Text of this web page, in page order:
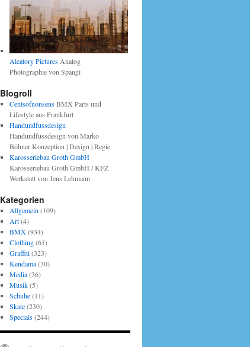
Aleatory PicturesAnalog
Photographie von Spangi
Blogroll
CentsofnonsensBMX Parts und
Lifestyle aus Frankfurt
Handundfussdesign
Handundfussdesign von Marko
Böhner Konzeption | Design | Regie
Karosseriebau Groth GmbH
Karosseriebau Groth GmbH / KFZ
Werkstatt von Jens Lehmann
Kategorien
Allgemein (109)
Art(4)
BMX(934)
Clothing(61)
Graffiti(323)
Kendama(30)
Media(36)
Musik(5)
Schuhe(11)
Skate(230)
Specials(244)